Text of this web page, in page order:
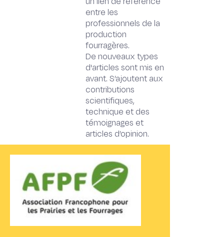
entre les
professionnels de la
production
fourragères.
De nouveaux types
d'articles sont mis en
avant. S’ajoutent aux
contributions
scientifiques,
technique et des
témoignages et
articles d’opinion.